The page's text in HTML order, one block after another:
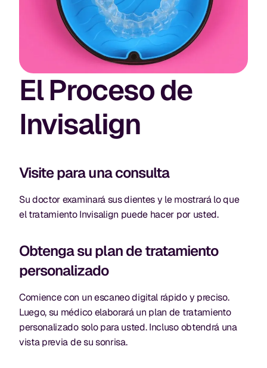
El Proceso de
Invisalign
Visite para una consulta
Su doctor examinará sus dientes y le mostrará lo que
el tratamiento Invisalign puede hacer por usted.
Obtenga su plan de tratamiento
personalizado
Comience con un escaneo digital rápido y preciso.
Luego, su médico elaborará un plan de tratamiento
personalizado solo para usted. Incluso obtendrá una
vista previa de su sonrisa.